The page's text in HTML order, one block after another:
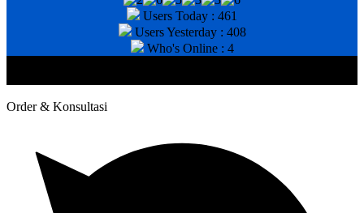
Users Today : 461
Users Yesterday : 408
Who's Online : 4
Order & Konsultasi